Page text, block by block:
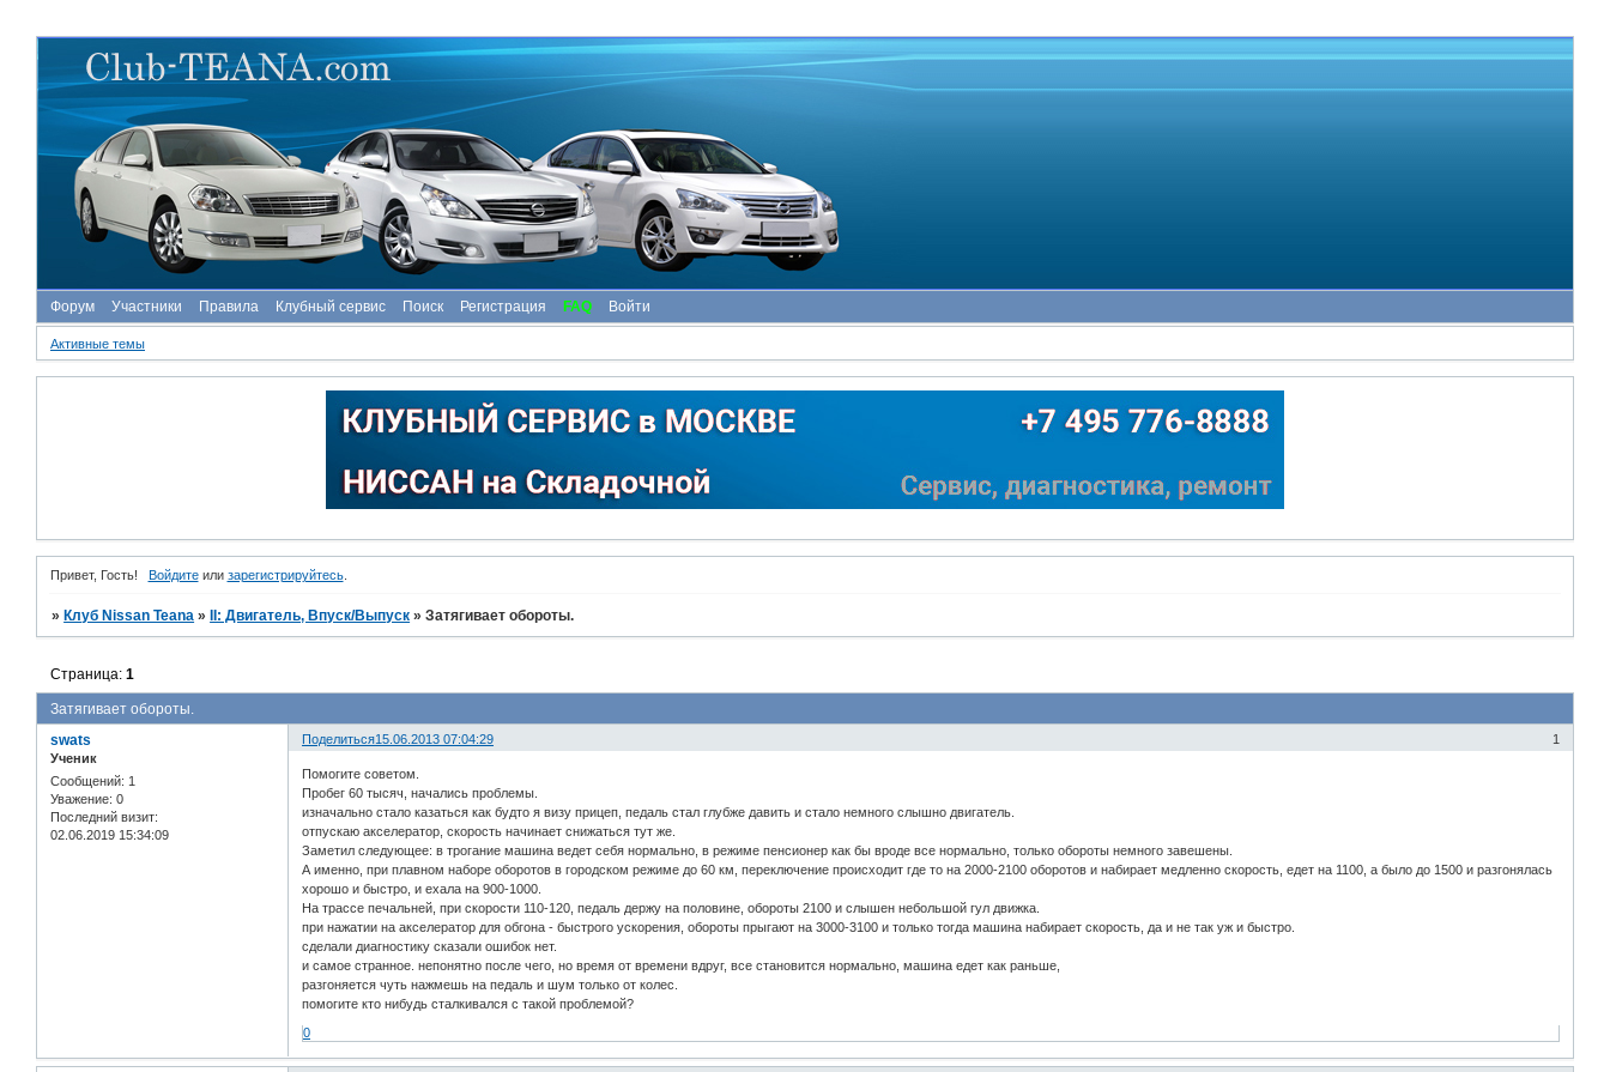
Форум Участники Правила Клубный сервис Поиск Регистрация FAQ Войти
Активные темы
Привет, Гость! Войдитеили зарегистрируйтесь.
» Клуб Nissan Teana » II: Двигатель, Впуск/Выпуск »Затягивает обороты.
Затягивает обороты.
Страница:1
Поделиться 1
15.06.2013 07:04:29
swats
Ученик
Сообщений: 1
Уважение: 0
Последний визит:
02.06.2019 15:34:09
Помогите советом.
Пробег 60 тысяч, начались проблемы.
изначально стало казаться как будто я визу прицеп, педаль стал глубже давить и стало немного слышно двигатель.
отпускаю акселератор, скорость начинает снижаться тут же.
Заметил следующее: в трогание машина ведет себя нормально, в режиме пенсионер как бы вроде все нормально, только обороты немного завешены.
А именно, при плавном наборе оборотов в городском режиме до 60 км, переключение происходит где то на 2000-2100 оборотов и набирает медленно скорость, едет на 1100, а было до 1500 и разгонялась
хорошо и быстро, и ехала на 900-1000.
На трассе печальней, при скорости 110-120, педаль держу на половине, обороты 2100 и слышен небольшой гул движка.
при нажатии на акселератор для обгона - быстрого ускорения, обороты прыгают на 3000-3100 и только тогда машина набирает скорость, да и не так уж и быстро.
сделали диагностику сказали ошибок нет.
и самое странное. непонятно после чего, но время от времени вдруг, все становится нормально, машина едет как раньше,
разгоняется чуть нажмешь на педаль и шум только от колес.
помогите кто нибудь сталкивался с такой проблемой?
0